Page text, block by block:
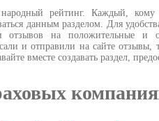
рейтинг. Каждый, кому
данным разделом. Для
отзывов на положительные и
и отправили на сайте отзывы,
вместе создавать раздел,